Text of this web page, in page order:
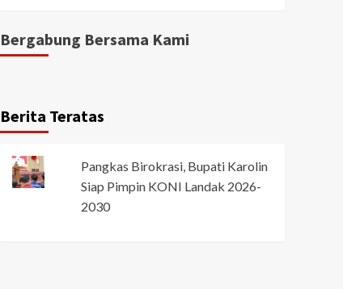
Bergabung Bersama Kami
Berita Teratas
Pangkas Birokrasi, Bupati Karolin
Siap Pimpin KONI Landak 2026-
2030